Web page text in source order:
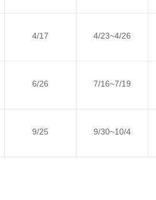
4/17 4/23~4/26
6/26 7/16~7/19
9/25 9/30~10/4